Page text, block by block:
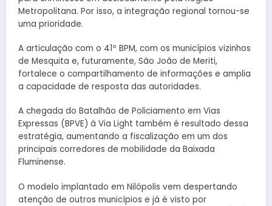
Metropolitana. Por isso, a integração regional tornou-se
uma prioridade.
A articulação com o 41º BPM, com os municípios vizinhos
de Mesquita e, futuramente, São João de Meriti,
fortalece o compartilhamento de informações e amplia
a capacidade de resposta das autoridades.
A chegada do Batalhão de Policiamento em Vias
Expressas (BPVE) à Via Light também é resultado dessa
estratégia, aumentando a fiscalização em um dos
principais corredores de mobilidade da Baixada
Fluminense.
O modelo implantado em Nilópolis vem despertando
atenção de outros municípios e já é visto por